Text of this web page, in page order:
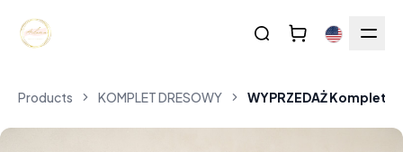
Products KOMPLET DRESOWY WYPRZEDAŻ Komplet